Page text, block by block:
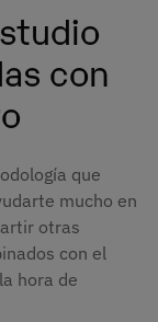
con
que
mucho en
otras
con el
hora de